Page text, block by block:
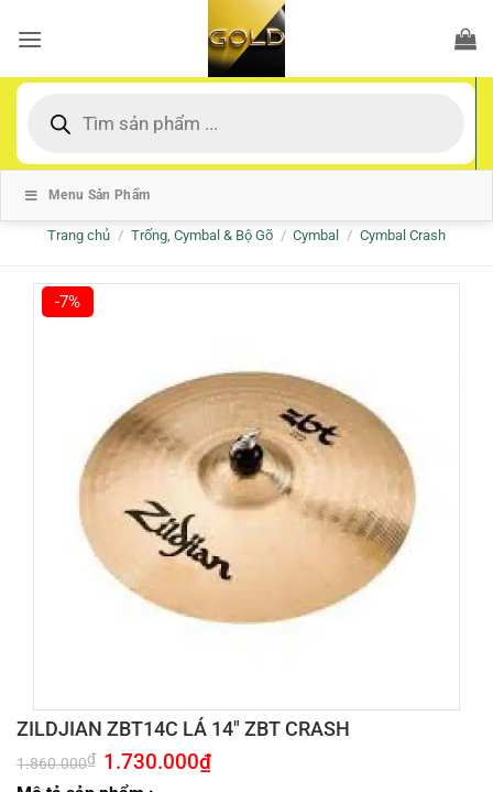
qua
dung
kiếm
Menu Sản Phẩm
Trang chủ / Trống, Cymbal & Bộ Gõ / Cymbal / Cymbal Crash
-7%
ZILDJIAN ZBT14C LÁ 14″ ZBT CRASH
1.860.000₫ Giá
gốc
1.730.000₫Giá